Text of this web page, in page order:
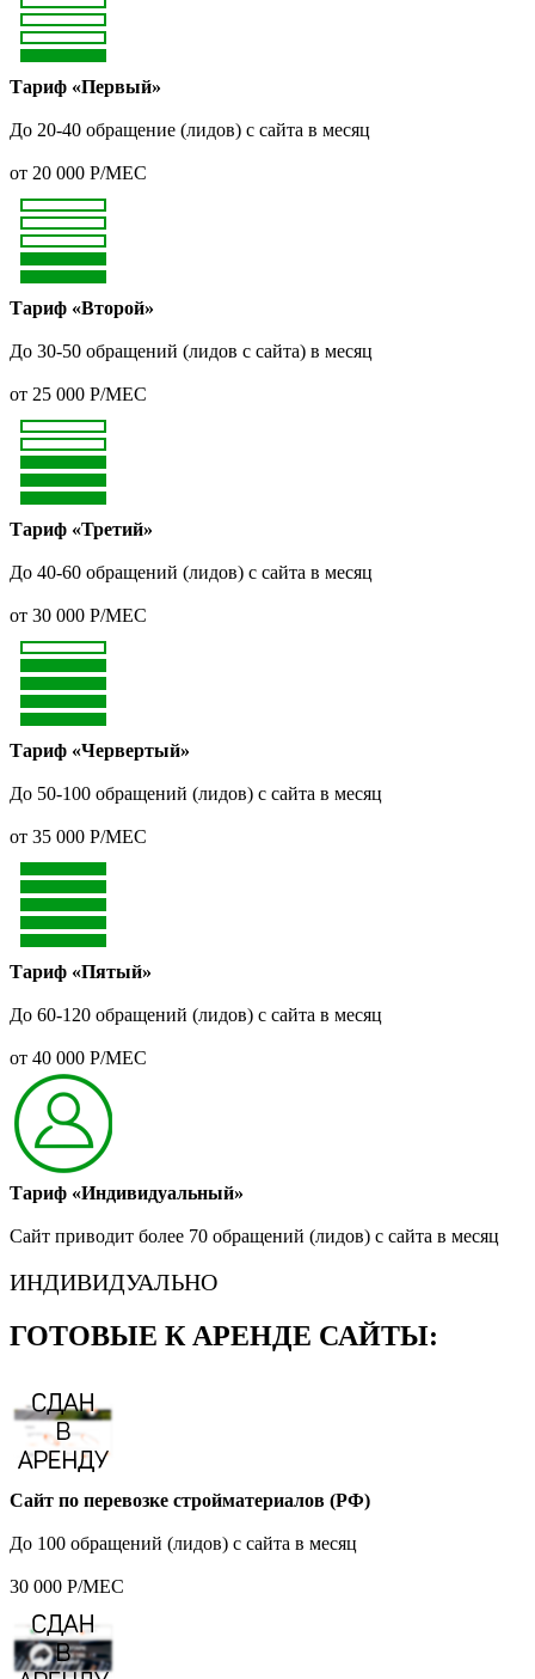
Тариф «Первый»
До 20-40 обращение (лидов) с сайта в месяц
от 20 000 Р/МЕС
Тариф «Второй»
До 30-50 обращений (лидов с сайта) в месяц
от 25 000 Р/МЕС
Тариф «Третий»
До 40-60 обращений (лидов) с сайта в месяц
от 30 000 Р/МЕС
Тариф «Червертый»
До 50-100 обращений (лидов) с сайта в месяц
от 35 000 Р/МЕС
Тариф «Пятый»
До 60-120 обращений (лидов) с сайта в месяц
от 40 000 Р/МЕС
Тариф «Индивидуальный»
Сайт приводит более 70 обращений (лидов) с сайта в месяц
ИНДИВИДУАЛЬНО
ГОТОВЫЕ К АРЕНДЕ САЙТЫ:
Сайт по перевозке стройматериалов (РФ)
До 100 обращений (лидов) с сайта в месяц
30 000 Р/МЕС